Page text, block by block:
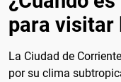
para visitar
La Ciudad de
por su clima